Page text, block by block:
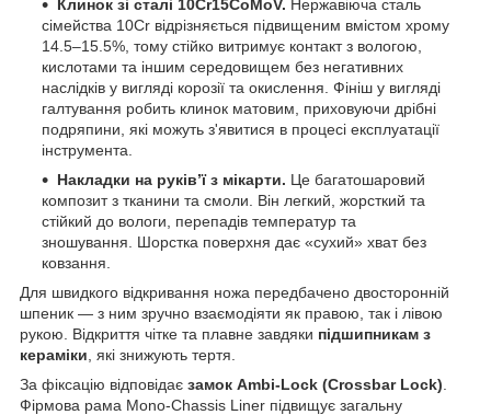
Клинок зі сталі 10Cr15CoMoV. Нержавіюча сталь
сімейства 10Cr відрізняється підвищеним вмістом хрому
14.5–15.5%, тому стійко витримує контакт з вологою,
кислотами та іншим середовищем без негативних
наслідків у вигляді корозії та окислення. Фініш у вигляді
галтування робить клинок матовим, приховуючи дрібні
подряпини, які можуть з'явитися в процесі експлуатації
інструмента.
Накладки на руківʼї з мікарти. Це багатошаровий
композит з тканини та смоли. Він легкий, жорсткий та
стійкий до вологи, перепадів температур та
зношування. Шорстка поверхня дає «сухий» хват без
ковзання.
Для швидкого відкривання ножа передбачено двосторонній
шпеник — з ним зручно взаємодіяти як правою, так і лівою
рукою. Відкриття чітке та плавне завдяки підшипникам з
кераміки , які знижують тертя.
За фіксацію відповідає замок Ambi-Lock (Crossbar Lock)
Фірмова рама Mono-Chassis Liner підвищує загальну